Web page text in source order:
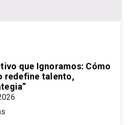
que Ignoramos: Cómo
redefine talento,